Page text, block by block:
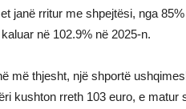
janë rritur me shpejtësi, nga
në 102.9% në 2025-n.
më thjesht, një shportë
kushton rreth 103 euro, e